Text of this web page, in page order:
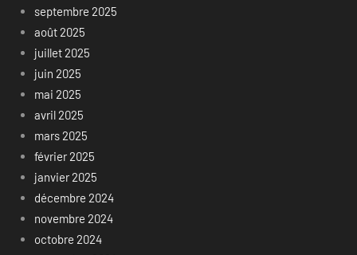
septembre 2025
août 2025
juillet 2025
juin 2025
mai 2025
avril 2025
mars 2025
février 2025
janvier 2025
décembre 2024
novembre 2024
octobre 2024